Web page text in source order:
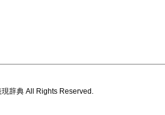
辞典 All Rights Reserved.